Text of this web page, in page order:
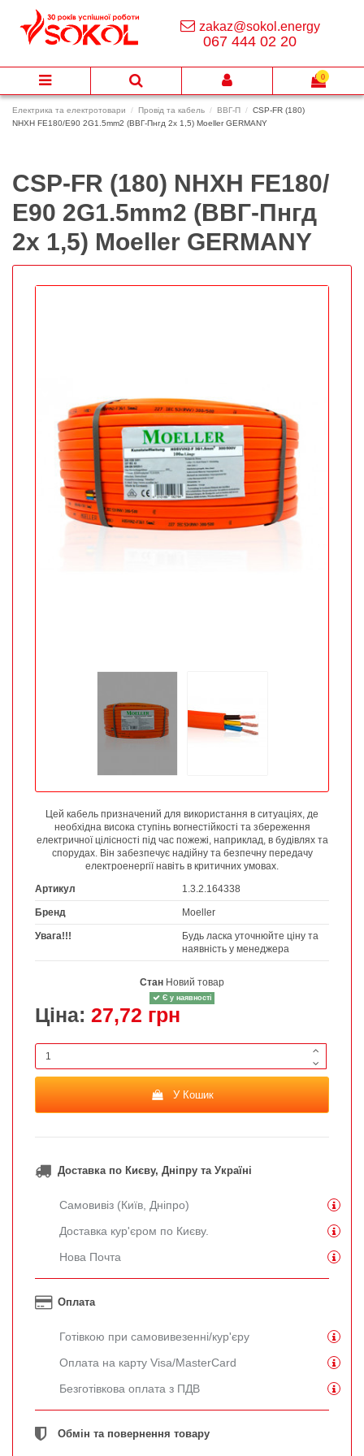
Електрика та електротовари Провід та кабель ВВГ-П
CSP-FR (180)
NHXH FE180/Е90 2G1.5mm2 (ВВГ-Пнгд 2х 1,5) Moeller GERMANY
CSP-FR (180) NHXH FE180/
Е90 2G1.5mm2 (ВВГ-Пнгд
2х 1,5) Moeller GERMANY
Цей кабель призначений для використання в ситуаціях, де
необхідна висока ступінь вогнестійкості та збереження
електричної цілісності під час пожежі, наприклад, в будівлях та
спорудах. Він забезпечує надійну та безпечну передачу
електроенергії навіть в критичних умовах.
Артикул
1.3.2.164338
Бренд Moeller
Увага!!!
Будь ласка уточнюйте ціну та
наявність у менеджера
Стан Новий товар
Є у наявності
Ціна: 27,72 грн
У Кошик
Доставка по Києву, Дніпру та Україні
Самовивіз (Київ, Дніпро)
Доставка кур'єром по Києву.
Нова Почта
Оплата
Готівкою при самовивезенні/кур'єру
Оплата на карту Visa/MasterCard
Безготівкова оплата з ПДВ
Обмін та повернення товару
zakaz@sokol.energy
067 444 02 20
0